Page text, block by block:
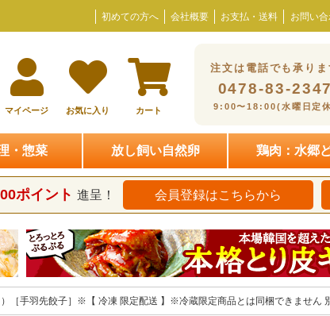
初めての方へ 会社概要 お支払・送料 お問い
マイページ お気に入り カート
注文は電話でも承りま
0478-83-2347
9:00〜18:00(水曜日定
・惣菜 放し飼い自然卵 鶏肉：水郷
ポイント 進呈！ 会員登録はこちらから
［手羽先餃子］※【 冷凍 限定配送 】※冷蔵限定商品とは同梱できません